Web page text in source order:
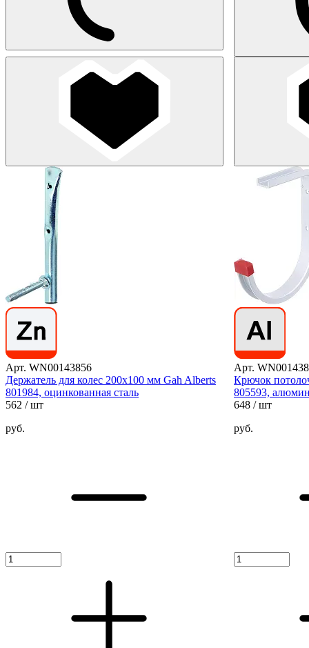
Арт. WN00143856
Держатель для колес 200х100 мм Gah Alberts
801984, оцинкованная сталь
562 / шт
руб.
Арт.
Крючок
805593,
648 / шт
руб.